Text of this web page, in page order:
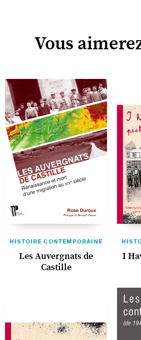
Vous
HISTOIRE CONTEMPORAINE
Les Auvergnats de
Castille
I